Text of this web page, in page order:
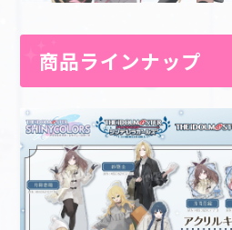
商品ラインナップ